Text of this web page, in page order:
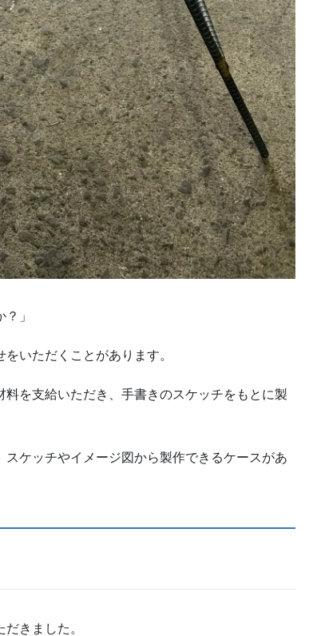
」
いただくことがあります。
を支給いただき、手書きのスケッチをもとに製
ケッチやイメージ図から製作できるケースがあ
きました。